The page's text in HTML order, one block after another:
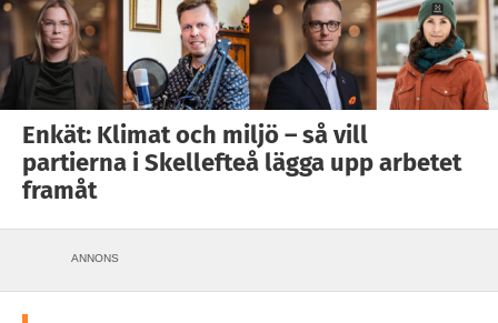
Enkät: Klimat och miljö – så vill
partierna i Skellefteå lägga upp arbetet
framåt
ANNONS